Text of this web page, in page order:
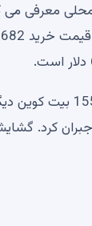
کرد. گشایش